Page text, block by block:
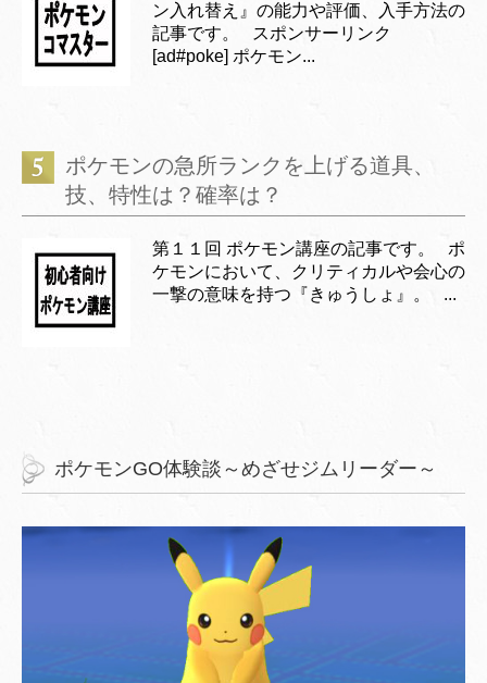
ン入れ替え』の能力や評価、入手方法の
記事です。 スポンサーリンク
[ad#poke] ポケモン...
ポケモンの急所ランクを上げる道具、
技、特性は？確率は？
第１１回 ポケモン講座の記事です。 ポ
ケモンにおいて、クリティカルや会心の
一撃の意味を持つ『きゅうしょ』。 ...
ポケモンGO体験談～めざせジムリーダー～